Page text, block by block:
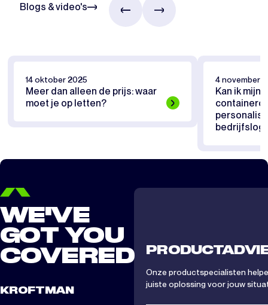
Blogs & video's
14 oktober 2025
Meer dan alleen de prijs: waar
moet je op letten?
4 november
Kan ik mijn
WE'VE
GOT YOU
COVERED
KROFTMAN
Onze productspecialisten
juiste oplossing voor jouw